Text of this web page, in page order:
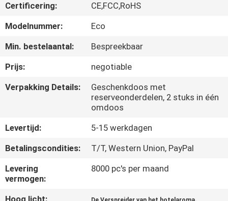
ONGEVEER
FABRIEKSREIS
KWALITEITSCONTROLE
CONTACTEER
ONS
NIEUWS
Certificering:
CE,FCC,RoHS
Modelnummer:
Eco
Min. bestelaantal:
Bespreekbaar
Prijs:
negotiable
Verpakking Details:
Geschenkdoos met
reserveonderdelen, 2 stuks in één
omdoos
Levertijd:
5-15 werkdagen
Betalingscondities:
T/T, Western Union, PayPal
Levering
vermogen:
8000 pc's per maand